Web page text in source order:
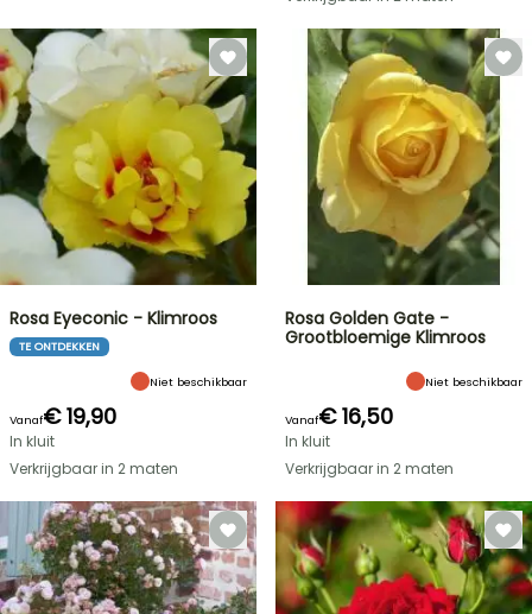
Rosa Eyeconic - Klimroos
TE ONTDEKKEN
Niet beschikbaar
Vanaf€ 19,90
In kluit
Verkrijgbaar in 2 maten
Rosa Golden Gate -
Grootbloemige Klimroos
Niet beschikbaar
Vanaf€ 16,50
In kluit
Verkrijgbaar in 2 maten